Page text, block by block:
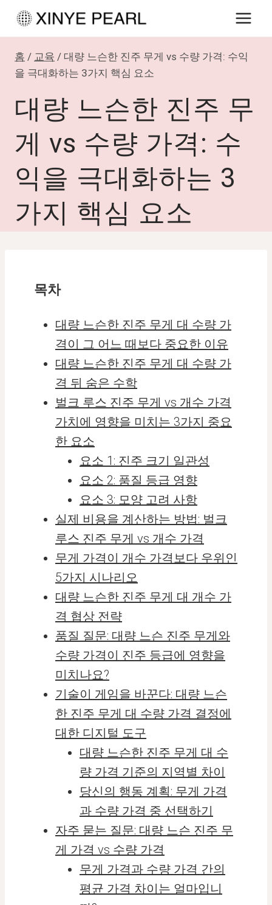
홈 / 교육 / 대량 느슨한 진주 무게 vs 수량 가격: 수익
을 극대화하는 3가지 핵심 요소
대량 느슨한 진주 무
게 vs 수량 가격: 수
익을 극대화하는 3
가지 핵심 요소
목차
대량 느슨한 진주 무게 대 수량 가
격이 그 어느 때보다 중요한 이유
대량 느슨한 진주 무게 대 수량 가
격 뒤 숨은 수학
벌크 루스 진주 무게 vs 개수 가격
가치에 영향을 미치는 3가지 중요
한 요소
요소 1: 진주 크기 일관성
요소 2: 품질 등급 영향
요소 3: 모양 고려 사항
실제 비용을 계산하는 방법: 벌크
루스 진주 무게 vs 개수 가격
무게 가격이 개수 가격보다 우위인
5가지 시나리오
대량 느슨한 진주 무게 대 개수 가
격 협상 전략
품질 질문: 대량 느슨 진주 무게와
수량 가격이 진주 등급에 영향을
미치나요?
기술이 게임을 바꾼다: 대량 느슨
한 진주 무게 대 수량 가격 결정에
대한 디지털 도구
대량 느슨한 진주 무게 대 수
량 가격 기준의 지역별 차이
당신의 행동 계획: 무게 가격
과 수량 가격 중 선택하기
자주 묻는 질문: 대량 느슨 진주 무
게 가격 vs 수량 가격
무게 가격과 수량 가격 간의
평균 가격 차이는 얼마입니